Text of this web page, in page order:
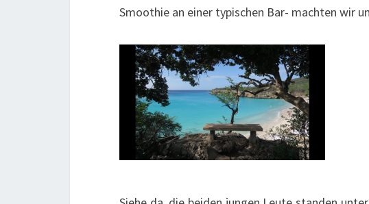
Smoothie an einer typischen Bar- machten wir